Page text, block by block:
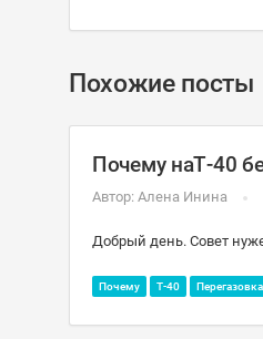
Похожие посты
Почему наТ-40
Автор: Алена Инина
Добрый день. Совет
Почему Т-40 Перегазовка